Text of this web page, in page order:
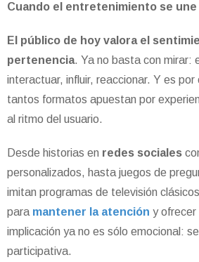
Cuando el entretenimiento se une
El público de hoy valora el
pertenencia. Ya no basta con mirar:
interactuar, influir, reaccionar. Y es
tantos formatos apuestan por
al ritmo del usuario.
Desde historias en redes sociales
personalizados, hasta juegos de
imitan programas de televisión
para mantener la atención y
implicación ya no es sólo emocional:
participativa.